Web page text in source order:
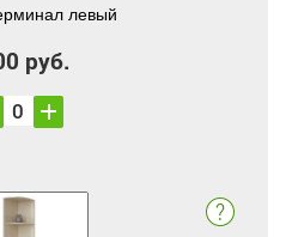
левый
руб.